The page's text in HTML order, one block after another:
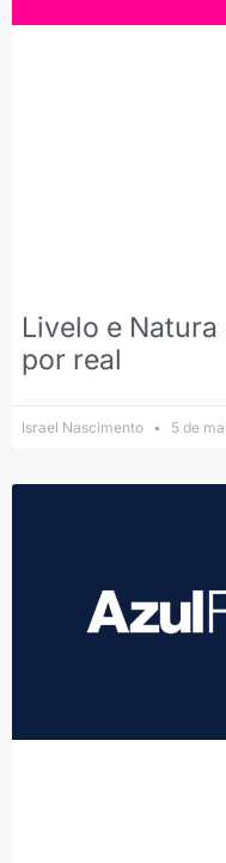
Livelo e
por real
Israel Nascimento 5 de